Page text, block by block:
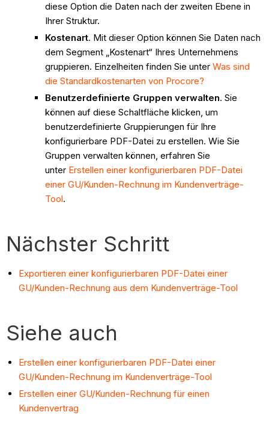
diese Option die Daten nach der zweiten Ebene in
Ihrer Struktur.
Kostenart. Mit dieser Option können Sie Daten nach
dem Segment „Kostenart“ Ihres Unternehmens
gruppieren. Einzelheiten finden Sie unter Was sind
die Standardkostenarten von Procore?
Benutzerdefinierte Gruppen verwalten. Sie
können auf diese Schaltfläche klicken, um
benutzerdefinierte Gruppierungen für Ihre
konfigurierbare PDF-Datei zu erstellen. Wie Sie
Gruppen verwalten können, erfahren Sie
unter Erstellen einer konfigurierbaren PDF-Datei
einer GU/Kunden-Rechnung im Kundenverträge-
Tool.
Nächster Schritt
Exportieren einer konfigurierbaren PDF-Datei einer
GU/Kunden-Rechnung aus dem Kundenverträge-Tool
Siehe auch
Erstellen einer konfigurierbaren PDF-Datei einer
GU/Kunden-Rechnung im Kundenverträge-Tool
Erstellen einer GU/Kunden-Rechnung für einen
Kundenvertrag